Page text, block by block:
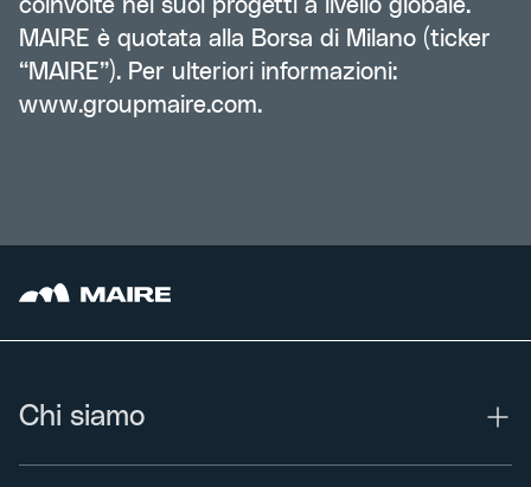
coinvolte nei suoi progetti a livello globale.
MAIRE è quotata alla Borsa di Milano (ticker
“MAIRE”). Per ulteriori informazioni:
www.groupmaire.com.
Chi siamo